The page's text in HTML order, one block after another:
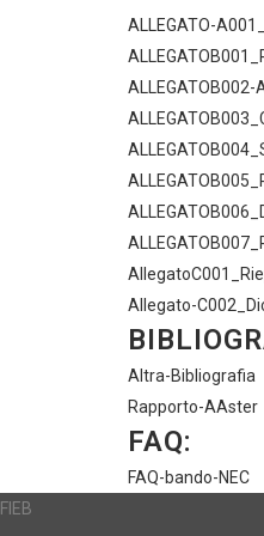
ALLEGATO-
Allegato-
Altra-Bibliografia
Rapporto-AAster
FAQ:
FAQ-bando-NEC
FIEB